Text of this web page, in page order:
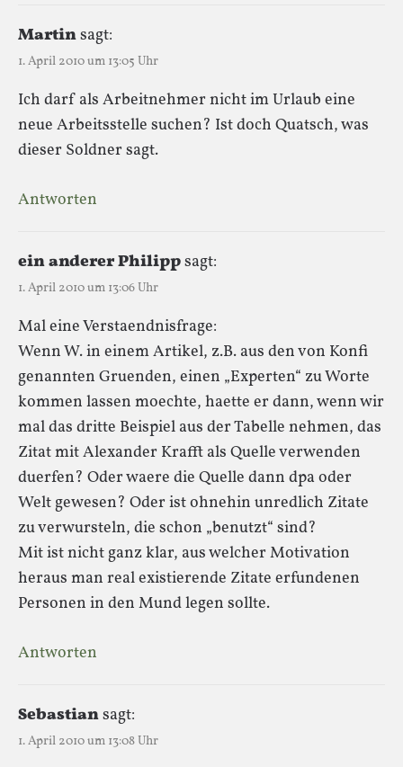
Martinsagt:
1. April 2010 um 13:05 Uhr
Ich darf als Arbeitnehmer nicht im Urlaub eine
neue Arbeitsstelle suchen? Ist doch Quatsch, was
dieser Soldner sagt.
Antworten
ein anderer Philippsagt:
1. April 2010 um 13:06 Uhr
Mal eine Verstaendnisfrage:
Wenn W. in einem Artikel, z.B. aus den von Konfi
genannten Gruenden, einen „Experten“ zu Worte
kommen lassen moechte, haette er dann, wenn wir
mal das dritte Beispiel aus der Tabelle nehmen, das
Zitat mit Alexander Krafft als Quelle verwenden
duerfen? Oder waere die Quelle dann dpa oder
Welt gewesen? Oder ist ohnehin unredlich Zitate
zu verwursteln, die schon „benutzt“ sind?
Mit ist nicht ganz klar, aus welcher Motivation
heraus man real existierende Zitate erfundenen
Personen in den Mund legen sollte.
Antworten
Sebastiansagt:
1. April 2010 um 13:08 Uhr